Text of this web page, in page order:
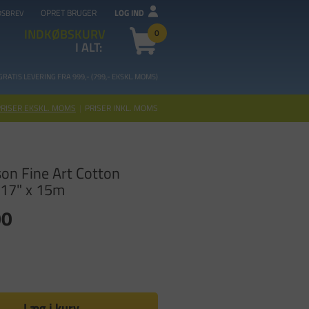
OPRET BRUGER LOG IND
INDKØBSKURV 0
I ALT:
LEVERING FRA 999,- (799,- EKSKL. MOMS)
EKSKL. MOMS | PRISER INKL. MOMS
Fine Art Cotton
x 15m